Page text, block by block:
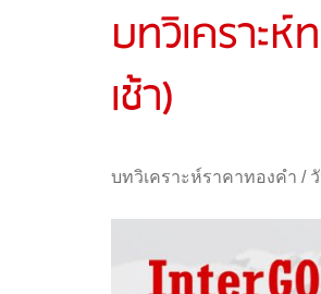
บทวิเคราะ
เช้า)
บทวิเคราะห์ราคาทองคำ /